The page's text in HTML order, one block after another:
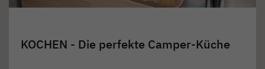
KOCHEN - Die perfekte Camper-Küche